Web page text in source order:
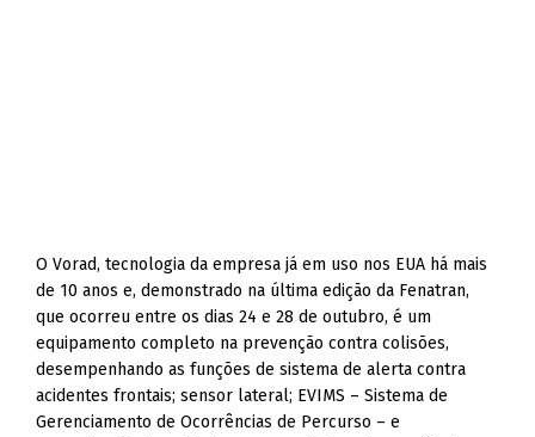
O Vorad, tecnologia da empresa já em uso nos EUA há mais
de 10 anos e, demonstrado na última edição da Fenatran,
que ocorreu entre os dias 24 e 28 de outubro, é um
equipamento completo na prevenção contra colisões,
desempenhando as funções de sistema de alerta contra
acidentes frontais; sensor lateral; EVIMS – Sistema de
Gerenciamento de Ocorrências de Percurso – e